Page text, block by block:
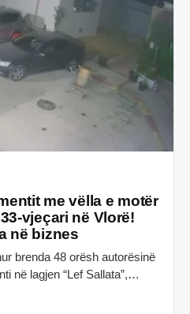
me vëlla e motër
vjeçari në Vlorë!
në biznes
brenda 48 orësh autorësinë
në lagjen “Lef Sallata”,…